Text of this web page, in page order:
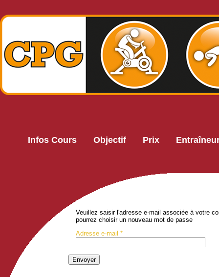
Infos Cours Objectif Prix
Veuillez saisir l'adresse e-mail associée à votre
pourrez choisir un nouveau mot de passe
Adresse e-mail *
Envoyer